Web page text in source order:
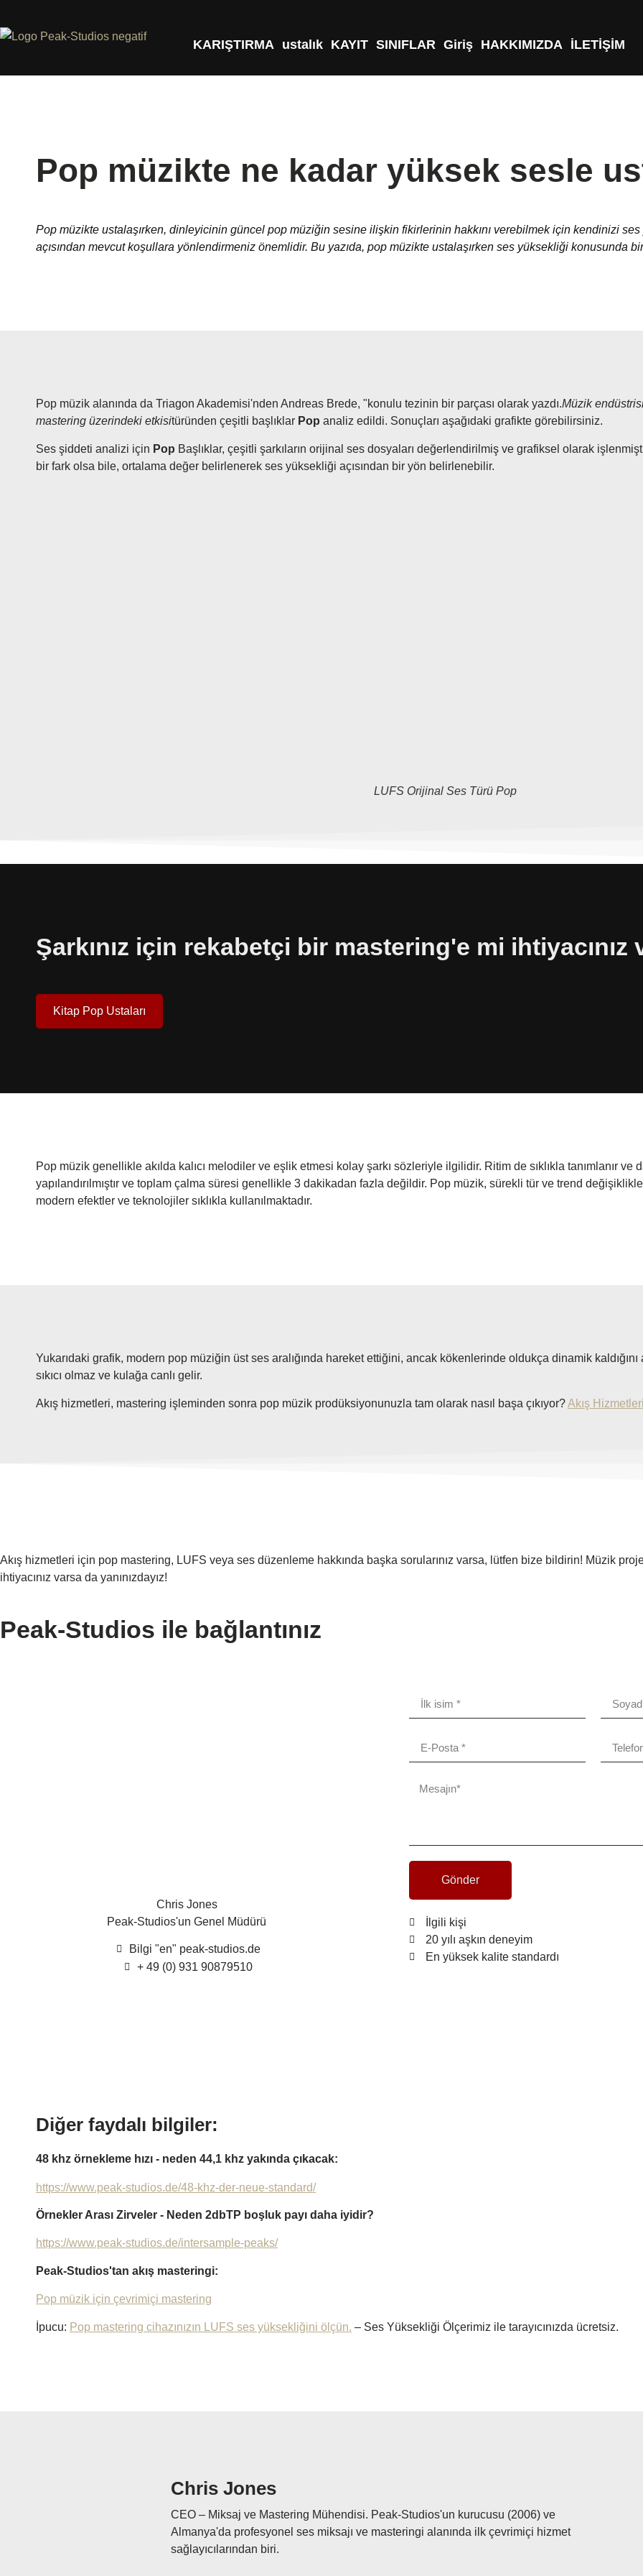
KARIŞTIRMA ustalık KAYIT SINIFLAR Giriş HAKKIMIZDA İLETİŞİM
Pop müzikte ne kadar yüksek sesle
Pop müzikte ustalaşırken, dinleyicinin güncel pop müziğin sesine ilişkin fikirlerinin hakkını verebilmek için kendinizi
açısından mevcut koşullara yönlendirmeniz önemlidir. Bu yazıda, pop müzikte ustalaşırken ses yüksekliği konusunda
Pop müzik alanında da Triagon Akademisi'nden Andreas Brede, "konulu tezinin bir parçası olarak yazdı.Müzik
mastering üzerindeki etkisitüründen çeşitli başlıklar Pop analiz edildi. Sonuçları aşağıdaki grafikte görebilirsiniz.
Ses şiddeti analizi için Pop Başlıklar, çeşitli şarkıların orijinal ses dosyaları değerlendirilmiş ve grafiksel olarak
bir fark olsa bile, ortalama değer belirlenerek ses yüksekliği açısından bir yön belirlenebilir.
LUFS Orijinal Ses Türü Pop
Şarkınız için rekabetçi bir mastering'e mi ihtiyacınız
Kitap Pop Ustaları
Pop müzik genellikle akılda kalıcı melodiler ve eşlik etmesi kolay şarkı sözleriyle ilgilidir. Ritim de sıklıkla tanımlanır ve
yapılandırılmıştır ve toplam çalma süresi genellikle 3 dakikadan fazla değildir. Pop müzik, sürekli tür ve trend
modern efektler ve teknolojiler sıklıkla kullanılmaktadır.
Yukarıdaki grafik, modern pop müziğin üst ses aralığında hareket ettiğini, ancak kökenlerinde oldukça dinamik
sıkıcı olmaz ve kulağa canlı gelir.
Akış hizmetleri, mastering işleminden sonra pop müzik prodüksiyonunuzla tam olarak nasıl başa çıkıyor?Akış
Akış hizmetleri için pop mastering, LUFS veya ses düzenleme hakkında başka sorularınız varsa, lütfen bize bildirin! Müzik
ihtiyacınız varsa da yanınızdayız!
Peak-Studios ile bağlantınız
Chris Jones
Peak-Studios'un Genel Müdürü
Bilgi "en" peak-studios.de
+ 49 (0) 931 90879510
Gönder
İlgili kişi
20 yılı aşkın deneyim
En yüksek kalite standardı
Diğer faydalı bilgiler:
48 khz örnekleme hızı - neden 44,1 khz yakında çıkacak:
https://www.peak-studios.de/48-khz-der-neue-standard/
Örnekler Arası Zirveler - Neden 2dbTP boşluk payı daha iyidir?
https://www.peak-studios.de/intersample-peaks/
Peak-Studios'tan akış masteringi:
Pop müzik için çevrimiçi mastering
İpucu: Pop mastering cihazınızın LUFS ses yüksekliğini ölçün. – Ses Yüksekliği Ölçerimiz ile tarayıcınızda ücretsiz.
Chris Jones
CEO – Miksaj ve Mastering Mühendisi. Peak-Studios'un kurucusu (2006) ve
Almanya'da profesyonel ses miksajı ve masteringi alanında ilk çevrimiçi hizmet
sağlayıcılarından biri.